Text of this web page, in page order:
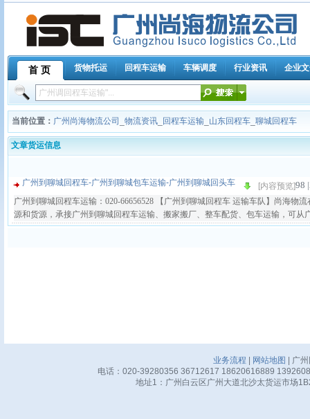
首 页 货物托运 回程车运输 车辆调度 行业资讯 企业
当前位置： 广州尚海物流公司 物流资讯 回程车运输 山东回程车 聊城回程车
文章货运信息
广州到聊城回程车-广州到聊城包车运输-广州到聊城回头车 [内容预览]98 |
广州到聊城回程车运输：020-66656528 【广州到聊城回程车 运输车队】尚海物
源和货源，承接广州到聊城回程车运输、搬家搬厂、整车配货、包车运输，可从
业务流程 网站地图
| 广
电话：020-39280356 36712617 18620616889
地址1：广州白云区广州大道北沙太货运市场